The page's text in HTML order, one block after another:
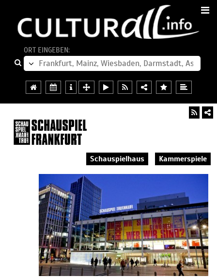
ORT EINGEBEN:
Schauspielhaus Kammerspiele